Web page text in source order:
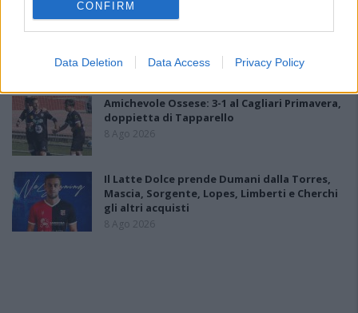
CONFIRM
Data Deletion Data Access Privacy Policy
10 Ago 2026
Amichevole Ossese: 3-1 al Cagliari Primavera,
doppietta di Tapparello
8 Ago 2026
Il Latte Dolce prende Dumani dalla Torres,
Mascia, Sorgente, Lopes, Limberti e Cherchi
gli altri acquisti
8 Ago 2026